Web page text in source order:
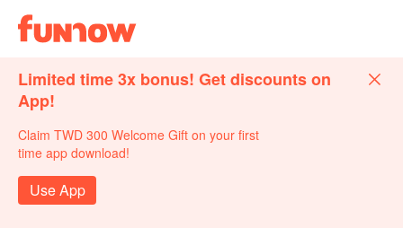
Limited time 3x bonus! Get discounts on
App!
Claim TWD 300 Welcome Gift on your first
time app download!
Use App